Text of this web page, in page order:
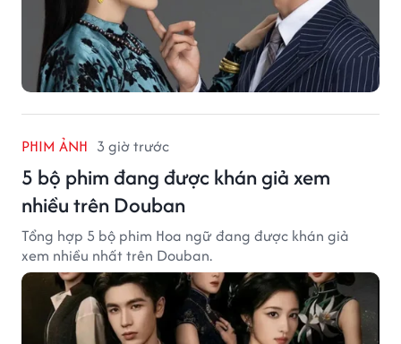
PHIM ẢNH 3 giờ trước
5 bộ phim đang được khán giả xem
nhiều trên Douban
Tổng hợp 5 bộ phim Hoa ngữ đang được khán giả
xem nhiều nhất trên Douban.